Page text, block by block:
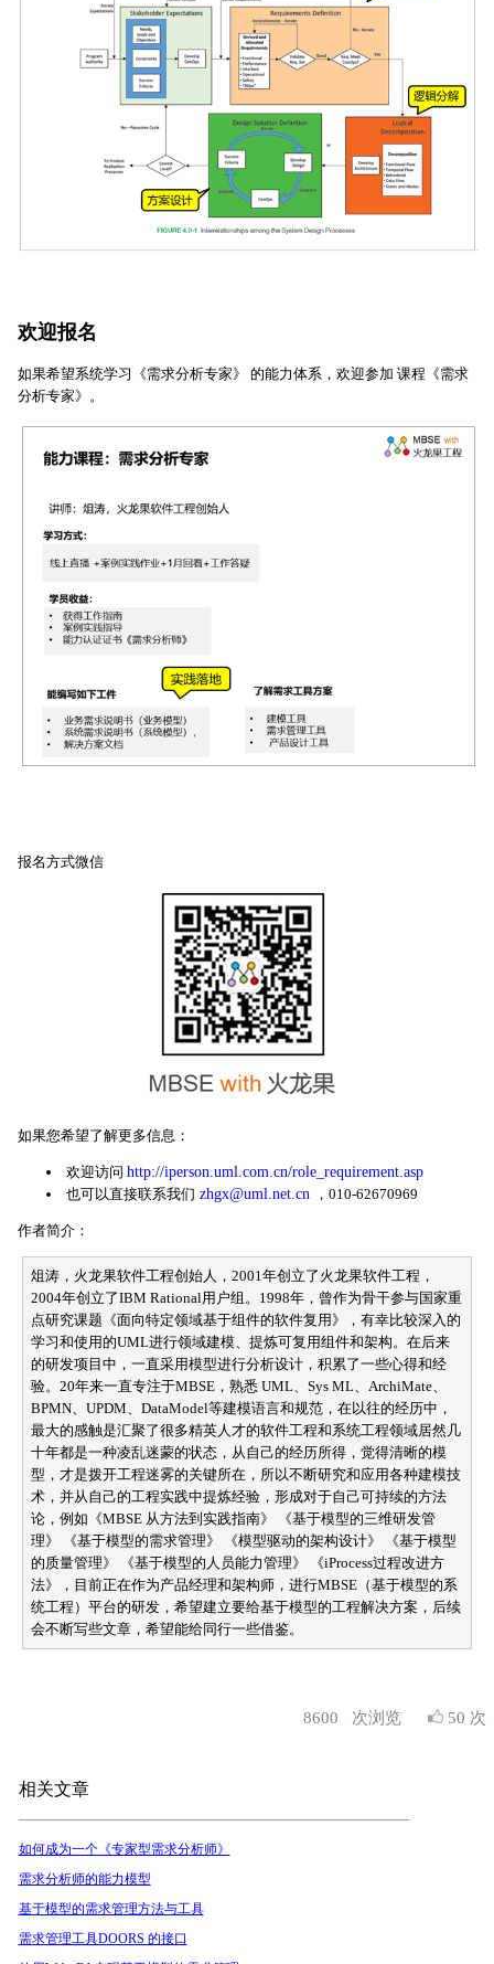
欢迎报名
如果希望系统学习《需求分析专家》 的能力体系，欢迎参加 课程《需求
分析专家》。
报名方式微信
如果您希望了解更多信息：
欢迎访问 http://iperson.uml.com.cn/role_requirement.asp
也可以直接联系我们 zhgx@uml.net.cn ，010-62670969
作者简介：
俎涛，火龙果软件工程创始人，2001年创立了火龙果软件工程，
2004年创立了IBM Rational用户组。1998年，曾作为骨干参与国家重
点研究课题《面向特定领域基于组件的软件复用》，有幸比较深入的
学习和使用的UML进行领域建模、提炼可复用组件和架构。在后来
的研发项目中，一直采用模型进行分析设计，积累了一些心得和经
验。20年来一直专注于MBSE，熟悉 UML、Sys ML、ArchiMate、
BPMN、UPDM、DataModel等建模语言和规范，在以往的经历中，
最大的感触是汇聚了很多精英人才的软件工程和系统工程领域居然几
十年都是一种凌乱迷蒙的状态，从自己的经历所得，觉得清晰的模
型，才是拨开工程迷雾的关键所在，所以不断研究和应用各种建模技
术，并从自己的工程实践中提炼经验，形成对于自己可持续的方法
论，例如《MBSE 从方法到实践指南》 《基于模型的三维研发管
理》 《基于模型的需求管理》 《模型驱动的架构设计》 《基于模型
的质量管理》 《基于模型的人员能力管理》 《iProcess过程改进方
法》，目前正在作为产品经理和架构师，进行MBSE（基于模型的系
统工程）平台的研发，希望建立要给基于模型的工程解决方案，后续
会不断写些文章，希望能给同行一些借鉴。
8600 次浏览 50 次
相关文章
如何成为一个《专家型需求分析师》
需求分析师的能力模型
基于模型的需求管理方法与工具
需求管理工具DOORS 的接口